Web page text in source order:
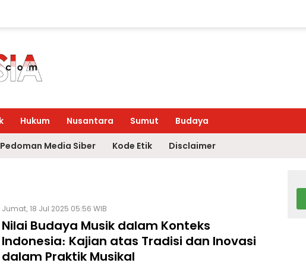
Hukum Nusantara Sumut Budaya
Pedoman Media Siber Kode Etik Disclaimer
Jumat, 18 Jul 2025 05:56 WIB
Nilai Budaya Musik dalam Konteks
Indonesia: Kajian atas Tradisi dan Inovasi
dalam Praktik Musikal